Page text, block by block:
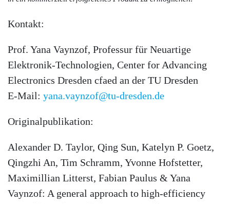
Kontakt:
Prof. Yana Vaynzof, Professur für Neuartige
Elektronik-Technologien, Center for Advancing
Electronics Dresden cfaed an der TU Dresden
E-Mail: yana.vaynzof@tu-dresden.de
Originalpublikation:
Alexander D. Taylor, Qing Sun, Katelyn P. Goetz,
Qing­zhi An, Tim Schramm, Yvonne Hofstetter,
Maximillian Litterst, Fabian Paulus & Yana
Vaynzof: A general approach to high-efficiency